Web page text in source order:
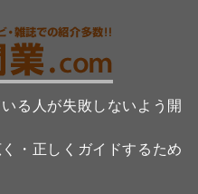
る人が失敗しないよう開
・正しくガイドするため